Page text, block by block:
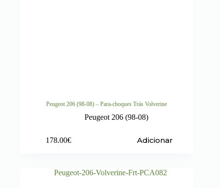
Peugeot 206 (98-08) – Para-choques Trás Volverine
Peugeot 206 (98-08)
178.00€ Adicionar